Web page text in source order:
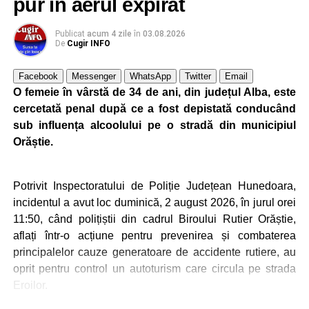
pur în aerul expirat
Publicat acum 4 zile în 03.08.2026
De Cugir INFO
Facebook Messenger WhatsApp Twitter Email
O femeie în vârstă de 34 de ani, din județul Alba, este
cercetată penal după ce a fost depistată conducând
sub influența alcoolului pe o stradă din municipiul
Orăștie.
Potrivit Inspectoratului de Poliție Județean Hunedoara,
incidentul a avut loc duminică, 2 august 2026, în jurul orei
11:50, când polițiștii din cadrul Biroului Rutier Orăștie,
aflați într-o acțiune pentru prevenirea și combaterea
principalelor cauze generatoare de accidente rutiere, au
oprit pentru control un autoturism care circula pe strada
Eroilor.